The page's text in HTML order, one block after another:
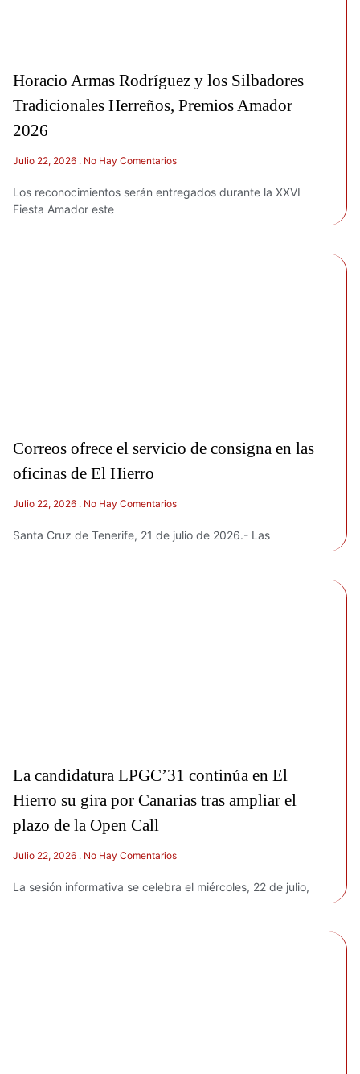
Horacio Armas Rodríguez y los Silbadores
Tradicionales Herreños, Premios Amador
2026
Julio 22, 2026 No Hay Comentarios
Los reconocimientos serán entregados durante la XXVI
Fiesta Amador este
Correos ofrece el servicio de consigna en las
oficinas de El Hierro
Julio 22, 2026 No Hay Comentarios
Santa Cruz de Tenerife, 21 de julio de 2026.- Las
La candidatura LPGC’31 continúa en El
Hierro su gira por Canarias tras ampliar el
plazo de la Open Call
Julio 22, 2026 No Hay Comentarios
La sesión informativa se celebra el miércoles, 22 de julio,